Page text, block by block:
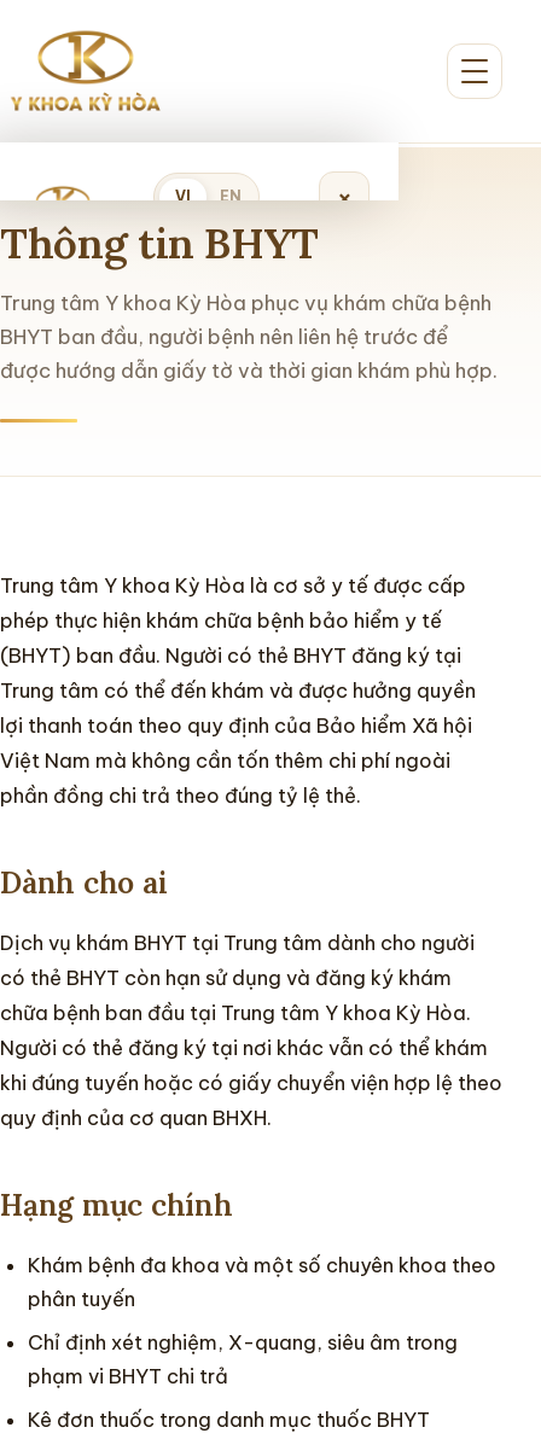
VI EN ×
Đặt lịch khám
Trang chủ
Chuyên khoa
Hướng dẫn
Thông tin BHYT
Trung tâm Y khoa Kỳ Hòa phục vụ khám chữa bệnh
BHYT ban đầu, người bệnh nên liên hệ trước để
được hướng dẫn giấy tờ và thời gian khám phù hợp.
Trung tâm Y khoa Kỳ Hòa là cơ sở y tế được cấp
phép thực hiện khám chữa bệnh bảo hiểm y tế
(BHYT) ban đầu. Người có thẻ BHYT đăng ký tại
Trung tâm có thể đến khám và được hưởng quyền
lợi thanh toán theo quy định của Bảo hiểm Xã hội
Việt Nam mà không cần tốn thêm chi phí ngoài
phần đồng chi trả theo đúng tỷ lệ thẻ.
Dành cho ai
Dịch vụ khám BHYT tại Trung tâm dành cho người
có thẻ BHYT còn hạn sử dụng và đăng ký khám
chữa bệnh ban đầu tại Trung tâm Y khoa Kỳ Hòa.
Người có thẻ đăng ký tại nơi khác vẫn có thể khám
khi đúng tuyến hoặc có giấy chuyển viện hợp lệ theo
quy định của cơ quan BHXH.
Hạng mục chính
Khám bệnh đa khoa và một số chuyên khoa theo
phân tuyến
Chỉ định xét nghiệm, X-quang, siêu âm trong
phạm vi BHYT chi trả
Kê đơn thuốc trong danh mục thuốc BHYT